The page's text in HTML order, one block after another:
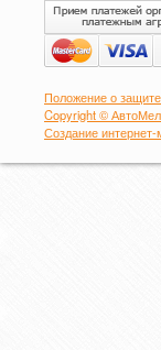
Положение о
Copyright ©
Создание интернет-